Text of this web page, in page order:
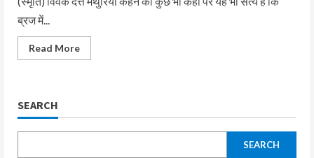
ब्रज में...
Read More
SEARCH
SEARCH